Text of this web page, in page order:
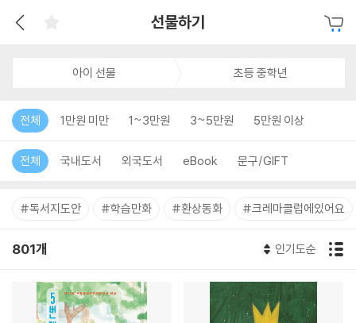
선물하기
아이 선물 초등 중학년
전체 1만원 미만 1~3만원 3~5만원 5만원 이상
전체 국내도서 외국도서 eBook 문구/GIFT
#독서지도안 #학습만화 #환상동화 #크레마클럽에있어요
801개 인기도순